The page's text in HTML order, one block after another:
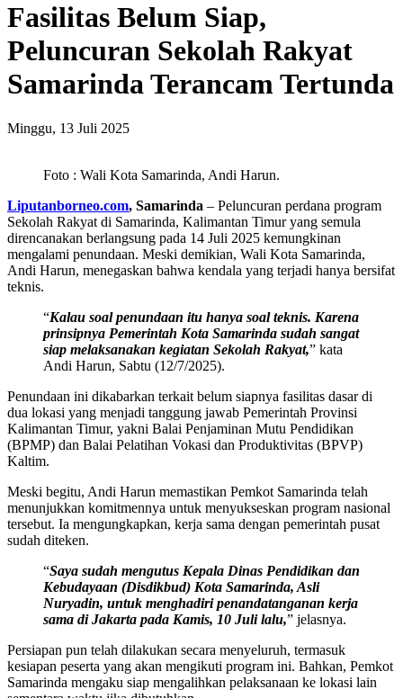
Fasilitas Belum Siap,
Peluncuran Sekolah Rakyat
Samarinda Terancam Tertunda
Minggu, 13 Juli 2025
Foto : Wali Kota Samarinda, Andi Harun.
Liputanborneo.com, Samarinda – Peluncuran perdana program
Sekolah Rakyat di Samarinda, Kalimantan Timur yang semula
direncanakan berlangsung pada 14 Juli 2025 kemungkinan
mengalami penundaan. Meski demikian, Wali Kota Samarinda,
Andi Harun, menegaskan bahwa kendala yang terjadi hanya bersifat
teknis.
“Kalau soal penundaan itu hanya soal teknis. Karena
prinsipnya Pemerintah Kota Samarinda sudah sangat
siap melaksanakan kegiatan Sekolah Rakyat,” kata
Andi Harun, Sabtu (12/7/2025).
Penundaan ini dikabarkan terkait belum siapnya fasilitas dasar di
dua lokasi yang menjadi tanggung jawab Pemerintah Provinsi
Kalimantan Timur, yakni Balai Penjaminan Mutu Pendidikan
(BPMP) dan Balai Pelatihan Vokasi dan Produktivitas (BPVP)
Kaltim.
Meski begitu, Andi Harun memastikan Pemkot Samarinda telah
menunjukkan komitmennya untuk menyukseskan program nasional
tersebut. Ia mengungkapkan, kerja sama dengan pemerintah pusat
sudah diteken.
“Saya sudah mengutus Kepala Dinas Pendidikan dan
Kebudayaan (Disdikbud) Kota Samarinda, Asli
Nuryadin, untuk menghadiri penandatanganan kerja
sama di Jakarta pada Kamis, 10 Juli lalu,” jelasnya.
Persiapan pun telah dilakukan secara menyeluruh, termasuk
kesiapan peserta yang akan mengikuti program ini. Bahkan, Pemkot
Samarinda mengaku siap mengalihkan pelaksanaan ke lokasi lain